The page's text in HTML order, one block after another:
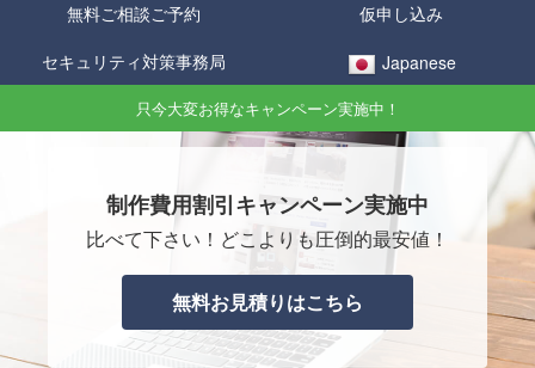
無料ご相談ご予約
仮申し込み
セキュリティ対策事務局
Japanese
只今大変お得なキャンペーン実施中！
制作費用割引キャンペーン実施中
比べて下さい！どこよりも圧倒的最安値！
無料お見積りはこちら